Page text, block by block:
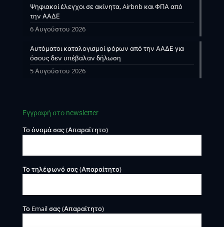
Ψηφιακοί έλεγχοι σε ακίνητα, Airbnb και ΦΠΑ από
την ΑΑΔΕ
6 Αυγούστου 2026
Αυτόματοι καταλογισμοί φόρων από την ΑΑΔΕ για
όσους δεν υπέβαλαν δήλωση
5 Αυγούστου 2026
Εγγραφή στο newsletter
Το όνομά σας (Απαραίτητο)
Το τηλέφωνό σας (Απαραίτητο)
Το Email σας (Απαραίτητο)